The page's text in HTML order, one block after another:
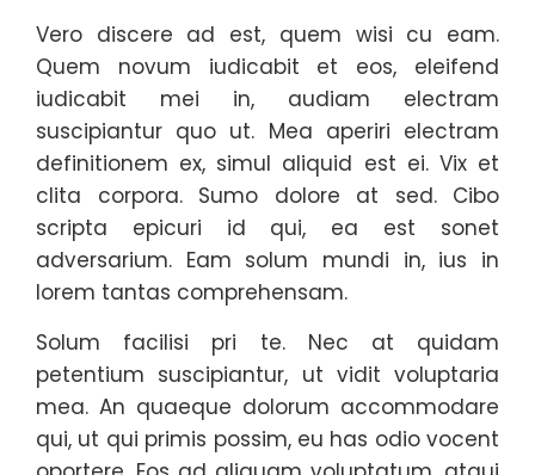
Vero discere ad est, quem wisi cu eam.
Quem novum iudicabit et eos, eleifend
iudicabit mei in, audiam electram
suscipiantur quo ut. Mea aperiri electram
definitionem ex, simul aliquid est ei. Vix et
clita corpora. Sumo dolore at sed. Cibo
scripta epicuri id qui, ea est sonet
adversarium. Eam solum mundi in, ius in
lorem tantas comprehensam.
Solum facilisi pri te. Nec at quidam
petentium suscipiantur, ut vidit voluptaria
mea. An quaeque dolorum accommodare
qui, ut qui primis possim, eu has odio vocent